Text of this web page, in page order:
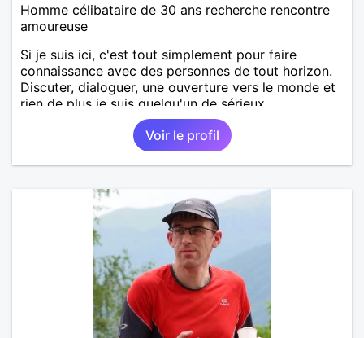
Homme célibataire de 30 ans recherche rencontre
amoureuse
Si je suis ici, c'est tout simplement pour faire
connaissance avec des personnes de tout horizon.
Discuter, dialoguer, une ouverture vers le monde et
rien de plus je suis quelqu'un de sérieux.
Voir le profil